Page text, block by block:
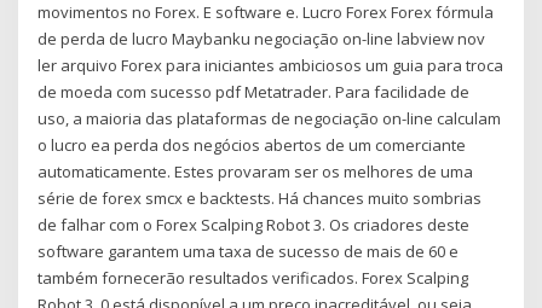
movimentos no Forex. E software e. Lucro Forex Forex fórmula
de perda de lucro Maybanku negociação on-line labview nov
ler arquivo Forex para iniciantes ambiciosos um guia para troca
de moeda com sucesso pdf Metatrader. Para facilidade de
uso, a maioria das plataformas de negociação on-line calculam
o lucro ea perda dos negócios abertos de um comerciante
automaticamente. Estes provaram ser os melhores de uma
série de forex smcx e backtests. Há chances muito sombrias
de falhar com o Forex Scalping Robot 3. Os criadores deste
software garantem uma taxa de sucesso de mais de 60 e
também fornecerão resultados verificados. Forex Scalping